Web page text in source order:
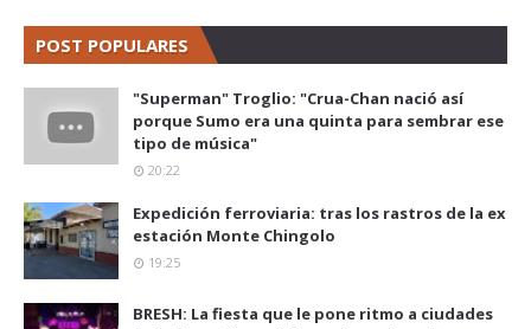
POST POPULARES
"Superman" Troglio: "Crua-Chan nació así
porque Sumo era una quinta para sembrar ese
tipo de música"
20:22
Expedición ferroviaria: tras los rastros de la ex
estación Monte Chingolo
19:25
BRESH: La fiesta que le pone ritmo a ciudades